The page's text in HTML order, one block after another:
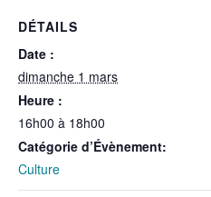
DÉTAILS
Date :
dimanche 1 mars
Heure :
16h00 à 18h00
Catégorie d’Évènement:
Culture